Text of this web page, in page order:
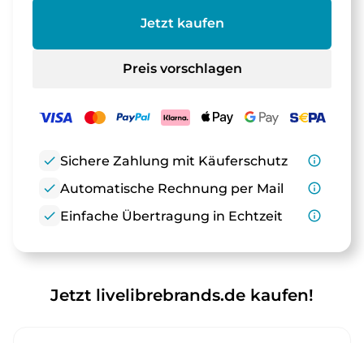
Jetzt kaufen
Preis vorschlagen
check Sichere Zahlung mit Käuferschutz
info_outline
check Automatische Rechnung per Mail
info_outline
check Einfache Übertragung in Echtzeit info_outline
Jetzt livelibrebrands.de kaufen!